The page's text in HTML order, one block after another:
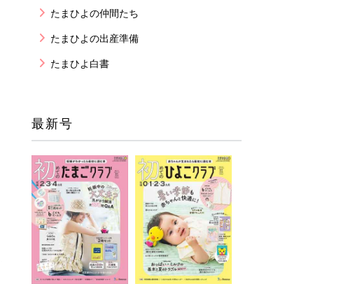
たまひよの仲間たち
たまひよの出産準備
たまひよ白書
最新号